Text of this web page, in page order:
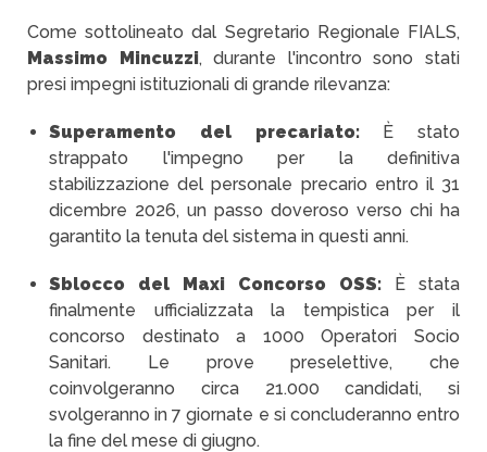
Come sottolineato dal Segretario Regionale FIALS,
Massimo Mincuzzi, durante l'incontro sono stati
presi impegni istituzionali di grande rilevanza:
Superamento del precariato:È stato
strappato l'impegno per la definitiva
stabilizzazione del personale precario entro il 31
dicembre 2026, un passo doveroso verso chi ha
garantito la tenuta del sistema in questi anni.
Sblocco del Maxi Concorso OSS: È stata
finalmente ufficializzata la tempistica per il
concorso destinato a 1000 Operatori Socio
Sanitari. Le prove preselettive, che
coinvolgeranno circa 21.000 candidati, si
svolgeranno in 7 giornate e si concluderanno entro
la fine del mese di giugno.